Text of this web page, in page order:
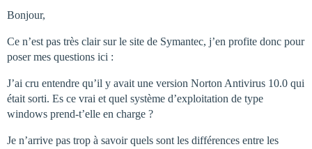
Bonjour,
Ce n’est pas très clair sur le site de Symantec, j’en profite donc pour
poser mes questions ici :
J’ai cru entendre qu’il y avait une version Norton Antivirus 10.0 qui
était sorti. Es ce vrai et quel système d’exploitation de type
windows prend-t’elle en charge ?
Je n’arrive pas trop à savoir quels sont les différences entre les